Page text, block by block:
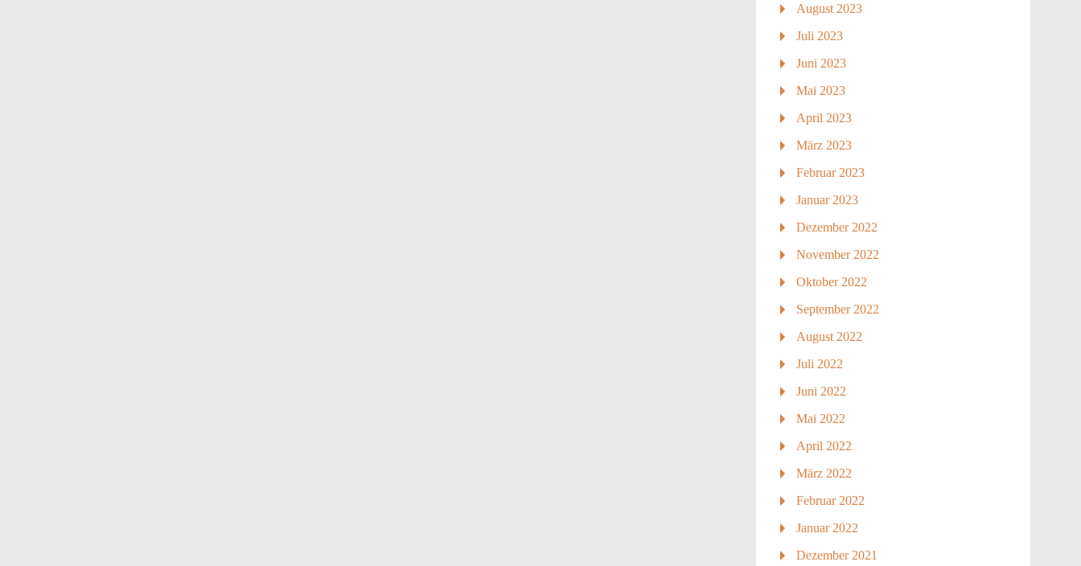
August 2023
Juli 2023
Juni 2023
Mai 2023
April 2023
März 2023
Februar 2023
Januar 2023
Dezember 2022
November 2022
Oktober 2022
September 2022
August 2022
Juli 2022
Juni 2022
Mai 2022
April 2022
März 2022
Februar 2022
Januar 2022
Dezember 2021